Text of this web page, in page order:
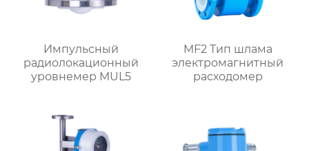
Импульсный
радиолокационный
уровнемер MUL5
MF2 Тип шлама
электромагнитный
расходомер